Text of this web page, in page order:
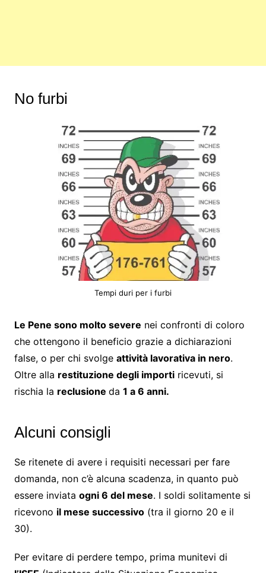
No furbi
Tempi duri per i furbi
Le Pene sono molto severe nei confronti di coloro
che ottengono il beneficio grazie a dichiarazioni
false, o per chi svolge attività lavorativa in nero.
Oltre alla restituzione degli importiricevuti, si
rischia la reclusione da 1 a 6 anni.
Alcuni consigli
Se ritenete di avere i requisiti necessari per fare
domanda, non c’è alcuna scadenza, in quanto può
essere inviata ogni 6 del mese. I soldi solitamente si
ricevono il mese successivo(tra il giorno 20 e il
30).
Per evitare di perdere tempo, prima munitevi di